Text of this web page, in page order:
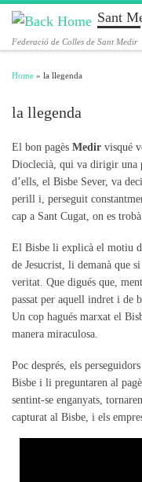
Skip to content Sant
Federació de Colles de Sant Medir
Home » la llegenda
la llegenda
El bon pagès Medir visqué
Dioclecià, qui va dirigir una
d’ells, el Bisbe Sever, va
perill i, perseguit
cap a Sant Cugat, on es
El Bisbe li explicà el motiu
de Jesucrist, li demanà que
veritat. Que digués que,
passat per aquell indret i de
Un cop hagués marxat el
manera miraculosa.
Poc després, els
Bisbe i li preguntaren al
sentint-se enganyats,
capturat al Bisbe, i els